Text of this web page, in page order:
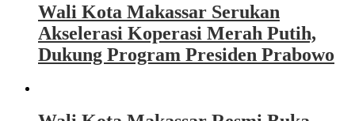
Wali Kota Makassar Serukan
Akselerasi Koperasi Merah Putih,
Dukung Program Presiden Prabowo